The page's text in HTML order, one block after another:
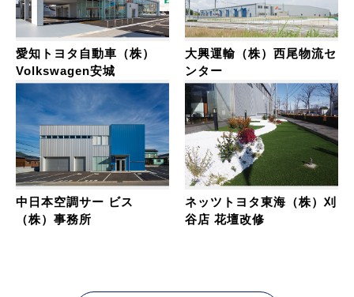
愛知トヨタ自動車（株）
Volkswagen安城
大興運輸（株）西尾物流セ
ンター
中日本空調サー ビス
（株）事務所
ネッツトヨタ東海（株）刈
谷店 花壇改修